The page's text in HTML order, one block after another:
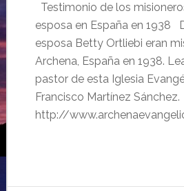
Testimonio de los
esposa en España en 1938
esposa Betty Ortliebi eran
Archena, España en 1938.
pastor de esta Iglesia
Francisco Martínez Sánchez.
http://